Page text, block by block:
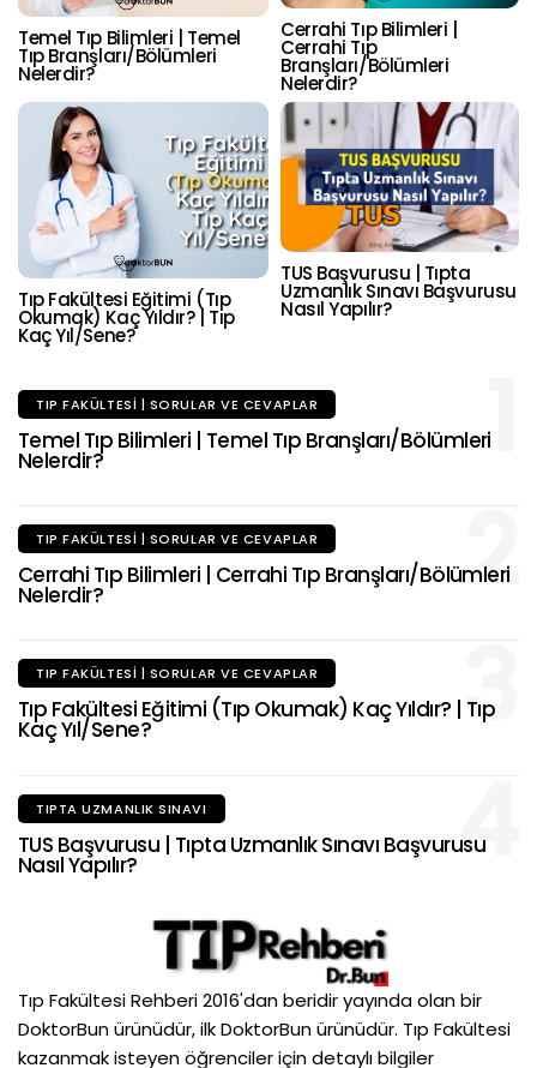
Temel Tıp Bilimleri | Temel
Tıp Branşları/Bölümleri
Nelerdir?
Cerrahi Tıp Bilimleri |
Cerrahi Tıp
Branşları/Bölümleri
Nelerdir?
Tıp Fakültesi Eğitimi (Tıp
Okumak) Kaç Yıldır? | Tıp
Kaç Yıl/Sene?
TUS Başvurusu | Tıpta
Uzmanlık Sınavı Başvurusu
Nasıl Yapılır?
1
TIP FAKÜLTESI | SORULAR VE CEVAPLAR
Temel Tıp Bilimleri | Temel Tıp Branşları/Bölümleri
Nelerdir?
2
TIP FAKÜLTESI | SORULAR VE CEVAPLAR
Cerrahi Tıp Bilimleri | Cerrahi Tıp Branşları/Bölümleri
Nelerdir?
3
TIP FAKÜLTESI | SORULAR VE CEVAPLAR
Tıp Fakültesi Eğitimi (Tıp Okumak) Kaç Yıldır? | Tıp
Kaç Yıl/Sene?
4
TIPTA UZMANLIK SINAVI
TUS Başvurusu | Tıpta Uzmanlık Sınavı Başvurusu
Nasıl Yapılır?
Tıp Fakültesi Rehberi 2016'dan beridir yayında olan bir
DoktorBun ürünüdür, ilk DoktorBun ürünüdür. Tıp Fakültesi
kazanmak isteyen öğrenciler için detaylı bilgiler